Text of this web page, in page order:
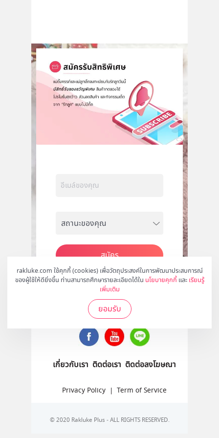
rakluke.com ใช้คุกกี้ (cookies) เพื่อวัตถุประสงค์ในการพัฒนาประสบการณ์
ของผู้ใช้ให้ดียิ่งขึ้น ท่านสามารถศึกษารายละเอียดได้ใน นโยบายคุกกี้ และ เรียนรู้
เพิ่มเติม
ยอมรับ
สมัคร
ติดตามเราได้ที่
เกี่ยวกับเรา ติดต่อเรา ติดต่อลงโฆษณา
Privacy Policy | Term of Service
© 2020 Rakluke Plus - ALL RIGHTS RESERVED.